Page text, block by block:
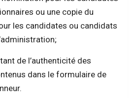
ou une copie du
les candidates ou candidats
de l’authenticité des
dans le formulaire de